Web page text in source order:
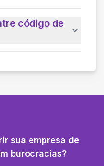
código de
sua empresa de
burocracias?